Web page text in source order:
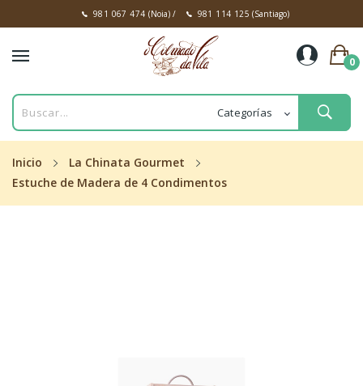
981 067 474 (Noia)/ 981 114 125 (Santiago)
0
Inicio
La Chinata Gourmet
Estuche de Madera de 4 Condimentos